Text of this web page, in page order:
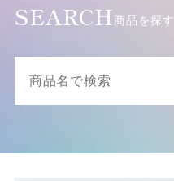
SEARCH商品を探す